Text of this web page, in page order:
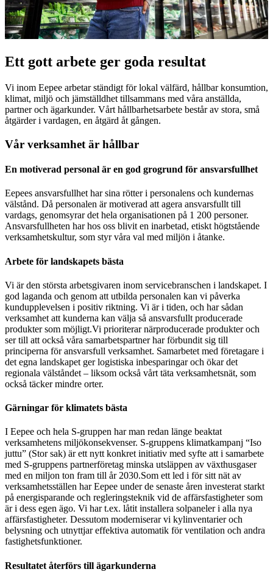
Ett gott arbete ger goda resultat
Vi inom Eepee arbetar ständigt för lokal välfärd, hållbar konsumtion,
klimat, miljö och jämställdhet tillsammans med våra anställda,
partner och ägarkunder. Vårt hållbarhetsarbete består av stora, små
åtgärder i vardagen, en åtgärd åt gången.
Vår verksamhet är hållbar
En motiverad personal är en god grogrund för ansvarsfullhet
Eepees ansvarsfullhet har sina rötter i personalens och kundernas
välstånd. Då personalen är motiverad att agera ansvarsfullt till
vardags, genomsyrar det hela organisationen på 1 200 personer.
Ansvarsfullheten har hos oss blivit en inarbetad, etiskt högtstående
verksamhetskultur, som styr våra val med miljön i åtanke.
Arbete för landskapets bästa
Vi är den största arbetsgivaren inom servicebranschen i landskapet. I
god laganda och genom att utbilda personalen kan vi påverka
kundupplevelsen i positiv riktning. Vi är i tiden, och har sådan
verksamhet att kunderna kan välja så ansvarsfullt producerade
produkter som möjligt.Vi prioriterar närproducerade produkter och
ser till att också våra samarbetspartner har förbundit sig till
principerna för ansvarsfull verksamhet. Samarbetet med företagare i
det egna landskapet ger logistiska inbesparingar och ökar det
regionala välståndet – liksom också vårt täta verksamhetsnät, som
också täcker mindre orter.
Gärningar för klimatets bästa
I Eepee och hela S-gruppen har man redan länge beaktat
verksamhetens miljökonsekvenser. S-gruppens klimatkampanj “Iso
juttu” (Stor sak) är ett nytt konkret initiativ med syfte att i samarbete
med S-gruppens partnerföretag minska utsläppen av växthusgaser
med en miljon ton fram till år 2030.Som ett led i för sitt nät av
verksamhetsställen har Eepee under de senaste åren investerat starkt
på energisparande och regleringsteknik vid de affärsfastigheter som
är i dess egen ägo. Vi har t.ex. låtit installera solpaneler i alla nya
affärsfastigheter. Dessutom moderniserar vi kylinventarier och
belysning och utnyttjar effektiva automatik för ventilation och andra
fastighetsfunktioner.
Resultatet återförs till ägarkunderna